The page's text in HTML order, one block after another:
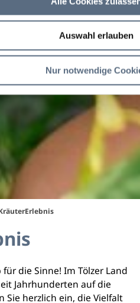
Auswahl erlauben
Nur notwendige
die Sinne! Im Tölzer Land
Jahrhunderten auf die
Sie herzlich ein, die Vielfalt